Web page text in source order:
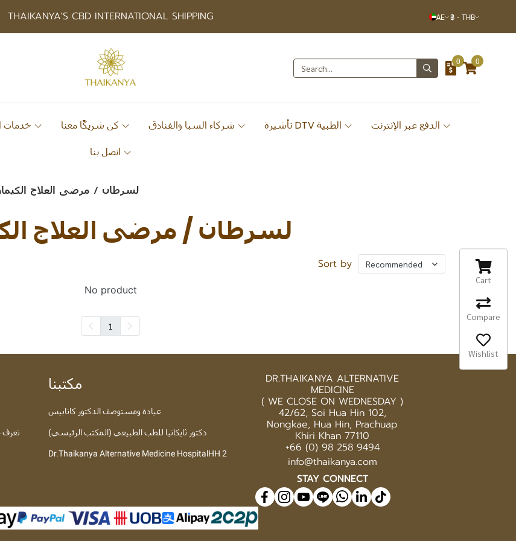
THAIKANYA'S CBD INTERNATIONAL SHIPPING AE ฿ - THB
0 0
لسرطان / مرضى العلاج
لسرطان / مرضى العلاج
Sort by Recommended
No product
1
تعرف
مكتبنا
عيادة ومستوصف الدكتور كانابيس
دكتور ثايكانيا للطب الطبيعي (المكتب الرئيسي)
Dr.Thaikanya Alternative Medicine HospitalHH 2
DR.THAIKANYA ALTERNATIVE
MEDICINE
( WE CLOSE ON WEDNESDAY )
42/62, Soi Hua Hin 102,
Nongkae, Hua Hin, Prachuap
Khiri Khan 77110
+66 (0) 98 258 9494
info@thaikanya.com
STAY CONNECT
Cart
Compare
Wishlist